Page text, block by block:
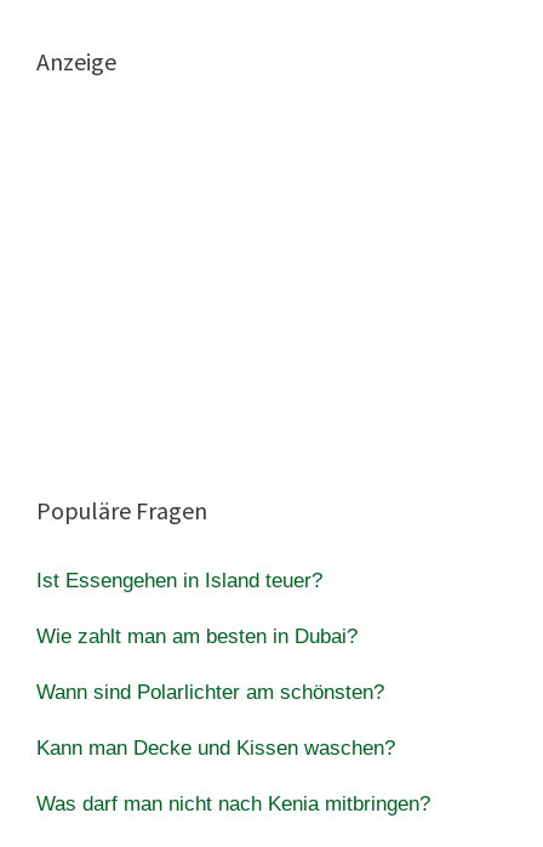
Anzeige
Populäre Fragen
Ist Essengehen in Island teuer?
Wie zahlt man am besten in Dubai?
Wann sind Polarlichter am schönsten?
Kann man Decke und Kissen waschen?
Was darf man nicht nach Kenia mitbringen?